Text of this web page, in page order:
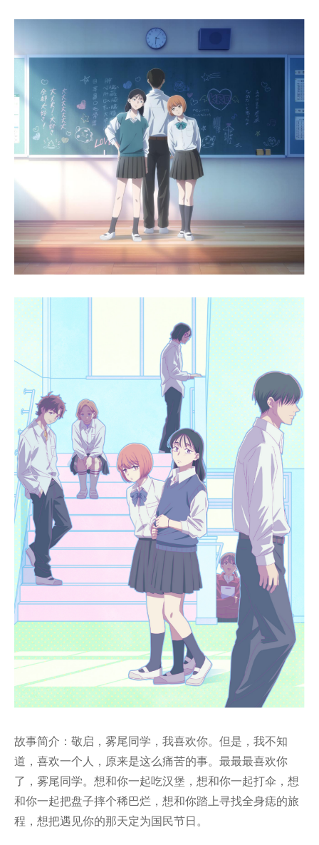
故事简介：敬启，雾尾同学，我喜欢你。但是，我不知
道，喜欢一个人，原来是这么痛苦的事。最最最喜欢你
了，雾尾同学。想和你一起吃汉堡，想和你一起打伞，想
和你一起把盘子摔个稀巴烂，想和你踏上寻找全身痣的旅
程，想把遇见你的那天定为国民节日。